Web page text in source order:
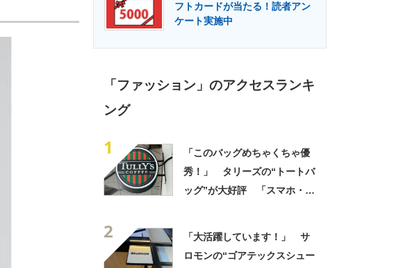
フトカードが当たる！読者アン
ケート実施中
「ファッション」のアクセスランキ
ング
1
「このバッグめちゃくちゃ優
秀！」 タリーズの“トートバ
ッグ”が大好評 「スマホ・財
2
「大活躍しています！」 サ
ロモンの“ゴアテックスシュー